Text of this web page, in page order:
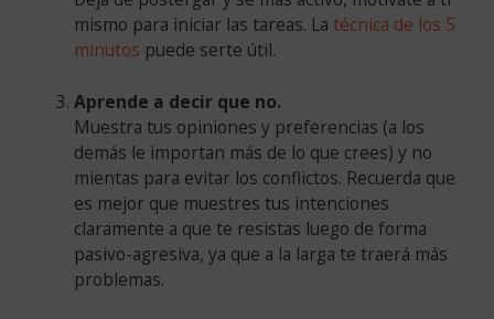
mismo para iniciar las tareas. La técnica de los 5
minutos puede serte útil.
Aprende a decir que no.
Muestra tus opiniones y preferencias (a los
demás le importan más de lo que crees) y no
mientas para evitar los conflictos. Recuerda que
es mejor que muestres tus intenciones
claramente a que te resistas luego de forma
pasivo-agresiva, ya que a la larga te traerá más
problemas.